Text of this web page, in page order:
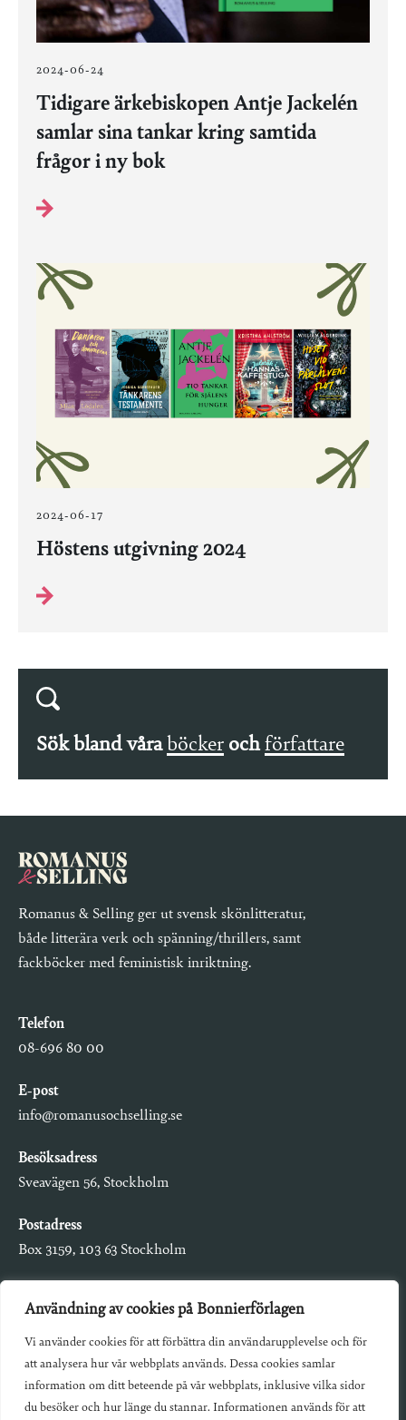
Användning av cookies på Bonnierförlagen
Vi använder cookies för att förbättra din användarupplevelse och för
att analysera hur vår webbplats används. Dessa cookies samlar
information om ditt beteende på vår webbplats, inklusive vilka sidor
du besöker och hur länge du stannar. Informationen används för att
2024-06-24
Tidigare ärkebiskopen Antje Jackelén
samlar sina tankar kring samtida
frågor i ny bok
2024-06-17
Höstens utgivning 2024
Sök bland våra böcker och författare
Romanus & Selling ger ut svensk skönlitteratur,
både litterära verk och spänning/thrillers, samt
fackböcker med feministisk inriktning.
Telefon
08-696 80 00
E-post
info@romanusochselling.se
Besöksadress
Sveavägen 56, Stockholm
Postadress
Box 3159, 103 63 Stockholm
Om Bonnierförlagen
Cookies
Integritetspolicy